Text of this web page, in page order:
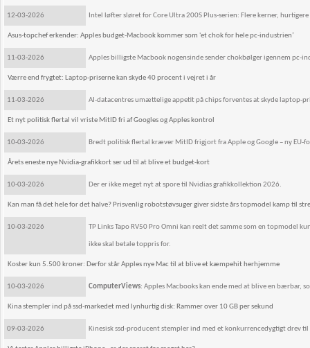
12-03-2026 Intel løfter sløret for Core Ultra 200S Plus-serien: Flere kerner,
Asus-topchef erkender: Apples budget-Macbook kommer som 'et chok for hele pc-industrien’
11-03-2026 Apples billigste Macbook nogensinde sender chokbølger igennem pc-
Værre end frygtet: Laptop-priserne kan skyde 40 procent i vejret i år
11-03-2026 AI-datacentres umættelige appetit på chips forventes at skyde laptop-
Et nyt politisk flertal vil vriste MitID fri af Googles og Apples kontrol
10-03-2026 Bredt politisk flertal kræver MitID frigjort fra Apple og Google – ny EU-
Årets eneste nye Nvidia-grafikkort ser ud til at blive et budget-kort
10-03-2026 Der er ikke meget nyt at spore til Nvidias grafikkollektion 2026.
Kan man få det hele for det halve? Prisvenlig robotstøvsuger giver sidste års topmodel kamp til
10-03-2026 TP Links Tapo RV50 Pro Omni kan reelt det samme som en topmodel
ikke skal betale toppris for.
Koster kun 5.500 kroner: Derfor står Apples nye Mac til at blive et kæmpehit herhjemme
10-03-2026 ComputerViews: Apples Macbooks kan ende med at blive en bærbar,
Kina stempler ind på ssd-markedet med lynhurtig disk: Rammer over 10 GB per sekund
09-03-2026 Kinesisk ssd-producent stempler ind med et konkurrencedygtigt drev